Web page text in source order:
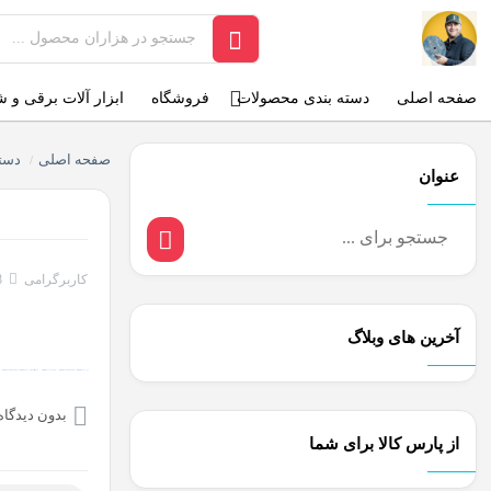
صفحه اصلی دسته بندی محصولات فروشگاه ابزار آلات برقی و
عنوان
آخرین های وبلاگ
از پارس کالا برای شما
صفحه اصلی /
کاربرگرامی
بدون